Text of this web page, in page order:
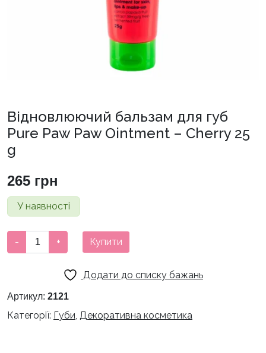
Відновлюючий бальзам для губ
Pure Paw Paw Ointment – Cherry 25
g
265 грн
У наявності
Відновлюючий
бальзам
Pure
- + Купити
Додати до списку бажань
Артикул: 2121
Категорії: Губи, Декоративна косметика